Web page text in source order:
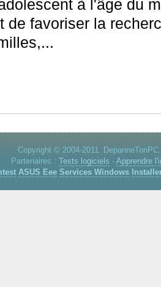
à l'âge du
de favoriser la
Copyright © 2004-2011.
Partenaires : Tests logiciels - Apprendre
ASUS Eee Services Windows